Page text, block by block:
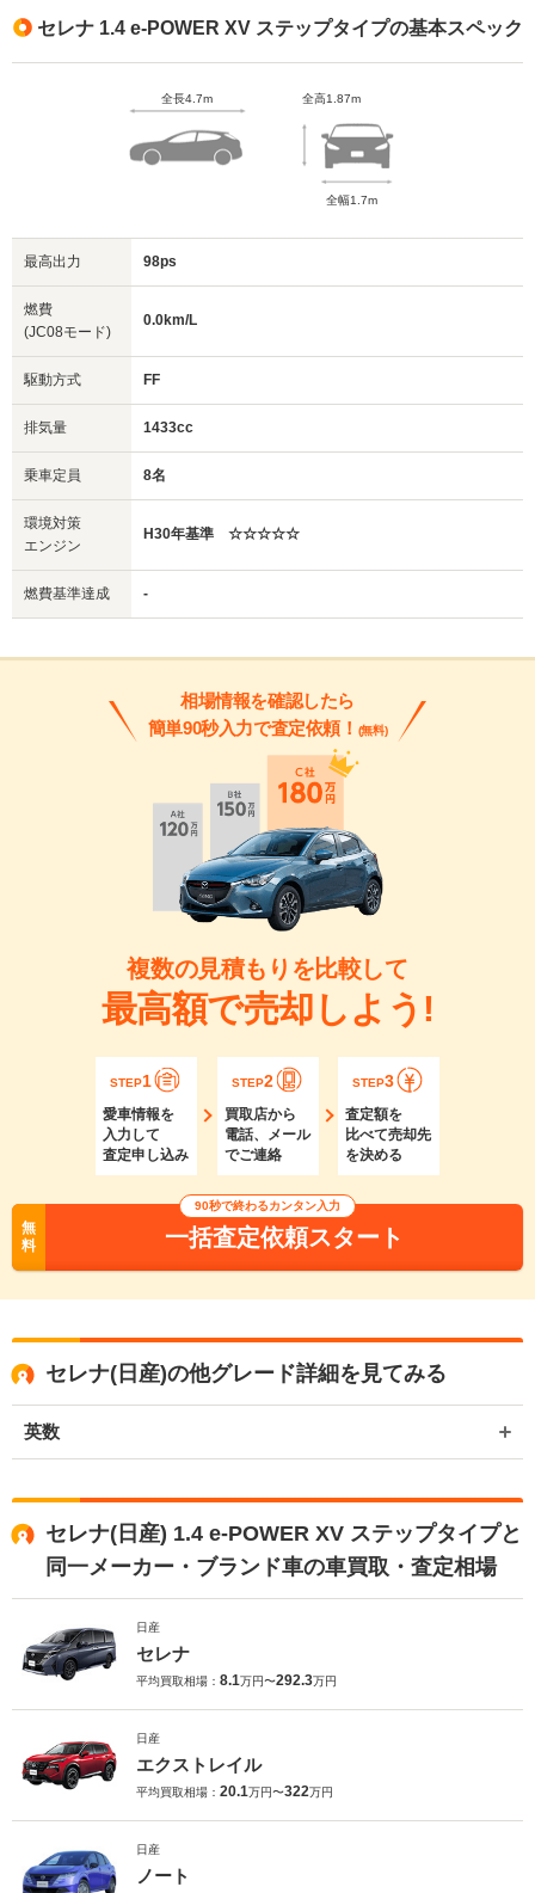
セレナ 1.4 e-POWER XV ステップタイプの基本スペック
全長4.7m 全高1.87m
全幅1.7m
最高出力 98ps
燃費
(JC08モード)
0.0km/L
駆動方式 FF
排気量 1433cc
乗車定員 8名
環境対策
エンジン
H30年基準 ☆☆☆☆☆
燃費基準達成 -
相場情報を確認したら
簡単90秒入力で査定依頼！ (無料)
複数の見積もりを比較して
最高額で売却しよう!
STEP1
愛車情報を
入力して
査定申し込み
STEP2
買取店から
電話、メール
でご連絡
STEP3
査定額を
比べて売却先
を決める
無
料
90秒で終わるカンタン入力
一括査定依頼スタート
セレナ(日産)の他グレード詳細を見てみる
英数
セレナ(日産) 1.4 e-POWER XV ステップタイプと
同一メーカー・ブランド車の車買取・査定相場
日産
セレナ
平均買取相場： 8.1万円〜292.3万円
日産
エクストレイル
平均買取相場： 20.1万円〜322万円
日産
ノート